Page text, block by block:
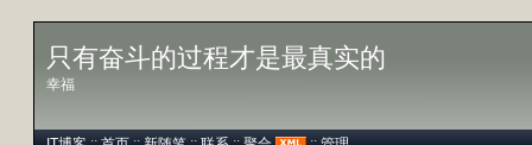
只有奋斗的过程才是最真实的
幸福